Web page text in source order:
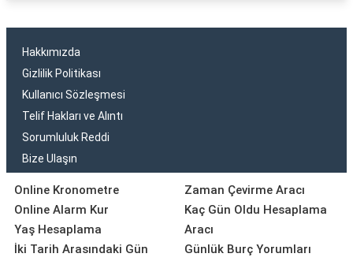
Hakkımızda
Gizlilik Politikası
Kullanıcı Sözleşmesi
Telif Hakları ve Alıntı
Sorumluluk Reddi
Bize Ulaşın
Online Kronometre
Online Alarm Kur
Yaş Hesaplama
İki Tarih Arasındaki Gün
Zaman Çevirme Aracı
Kaç Gün Oldu Hesaplama
Aracı
Günlük Burç Yorumları